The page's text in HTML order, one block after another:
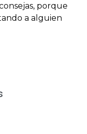
porque
a alguien